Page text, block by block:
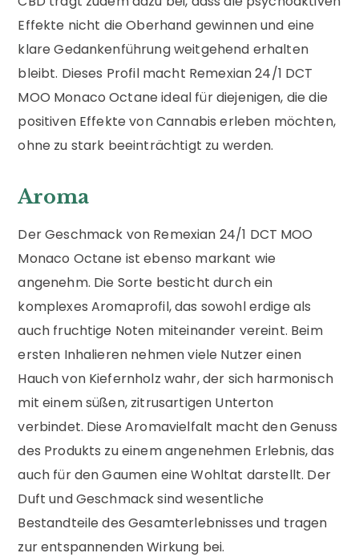
Effekte nicht die Oberhand gewinnen und eine
klare Gedankenführung weitgehend erhalten
bleibt. Dieses Profil macht Remexian 24/1 DCT
MOO Monaco Octane ideal für diejenigen, die die
positiven Effekte von Cannabis erleben möchten,
ohne zu stark beeinträchtigt zu werden.
Aroma
Der Geschmack von Remexian 24/1 DCT MOO
Monaco Octane ist ebenso markant wie
angenehm. Die Sorte besticht durch ein
komplexes Aromaprofil, das sowohl erdige als
auch fruchtige Noten miteinander vereint. Beim
ersten Inhalieren nehmen viele Nutzer einen
Hauch von Kiefernholz wahr, der sich harmonisch
mit einem süßen, zitrusartigen Unterton
verbindet. Diese Aromavielfalt macht den Genuss
des Produkts zu einem angenehmen Erlebnis, das
auch für den Gaumen eine Wohltat darstellt. Der
Duft und Geschmack sind wesentliche
Bestandteile des Gesamterlebnisses und tragen
zur entspannenden Wirkung bei.